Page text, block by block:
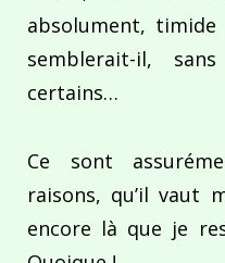
absolument, timide
semblerait-il,
certains…
Ce sont
raisons, qu’il vaut
encore là que je